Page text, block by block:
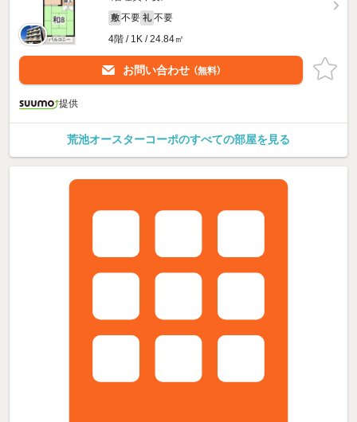
敷 不要 礼 不要
4階 / 1K / 24.84㎡
お問い合わせ （無料）
提供
荒池オースターコーポのすべての部屋を見る